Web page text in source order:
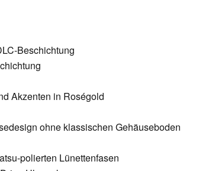
Beschichtung
Akzenten in Roségold
ohne klassischen Gehäuseboden
polierten Lünettenfasen